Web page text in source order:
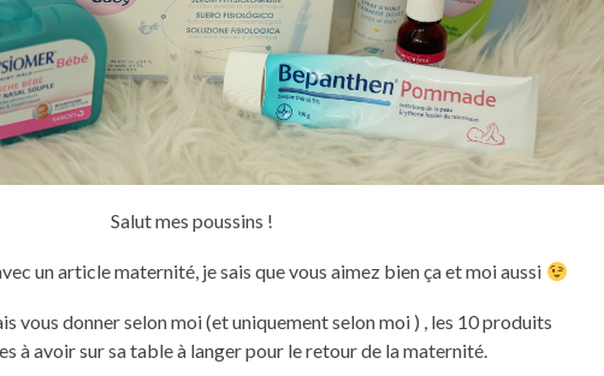
Salut mes poussins !
un article maternité, je sais que vous aimez bien ça et moi aussi
vous donner selon moi (et uniquement selon moi ) , les 10 produits
à avoir sur sa table à langer pour le retour de la maternité.